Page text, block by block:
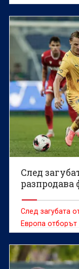
евро, плюс 10
отхвърлена от
вестник Sport.
След
разпродава
След загубата
Европа